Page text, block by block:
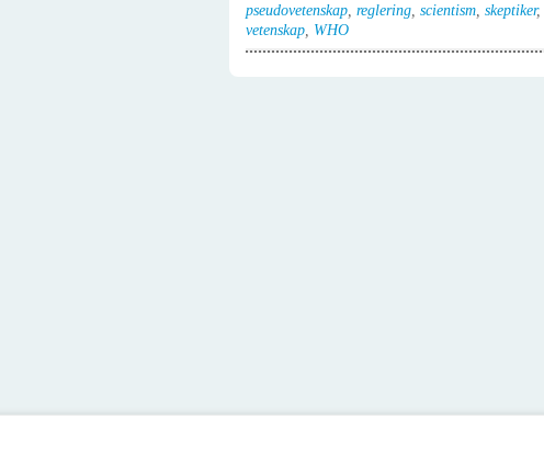
pseudovetenskap, reglering, scientism, skeptiker,
vetenskap, WHO